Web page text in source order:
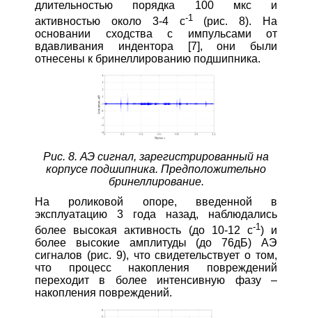
длительностью порядка 100 мкс и
активностью около 3‑4 с-1(рис. 8). На
основании сходства с импульсами от
вдавливания индентора [7], они были
отнесены к бринеллированию подшипника.
Рис. 8. АЭ сигнал, зарегистрированный на
корпусе подшипника. Предположительно
бринеллирование.
На роликовой опоре, введенной в
эксплуатацию 3 года назад, наблюдались
более высокая активность (до 10‑12 с-1) и
более высокие амплитуды (до 76дБ) АЭ
сигналов (рис. 9), что свидетельствует о том,
что процесс накопления повреждений
переходит в более интенсивную фазу –
накопления повреждений.